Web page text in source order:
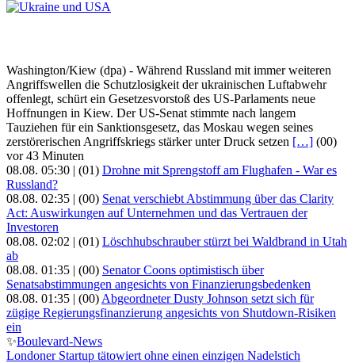
Washington/Kiew (dpa) - Während Russland mit immer weiteren
Angriffswellen die Schutzlosigkeit der ukrainischen Luftabwehr
offenlegt, schürt ein Gesetzesvorstoß des US-Parlaments neue
Hoffnungen in Kiew. Der US-Senat stimmte nach langem
Tauziehen für ein Sanktionsgesetz, das Moskau wegen seines
zerstörerischen Angriffskriegs stärker unter Druck setzen […] (00)
vor 43 Minuten
08.08. 05:30 | (01) Drohne mit Sprengstoff am Flughafen - War es
Russland?
08.08. 02:35 | (00) Senat verschiebt Abstimmung über das Clarity
Act: Auswirkungen auf Unternehmen und das Vertrauen der
Investoren
08.08. 02:02 | (01) Löschhubschrauber stürzt bei Waldbrand in Utah
ab
08.08. 01:35 | (00) Senator Coons optimistisch über
Senatsabstimmungen angesichts von Finanzierungsbedenken
08.08. 01:35 | (00) Abgeordneter Dusty Johnson setzt sich für
zügige Regierungsfinanzierung angesichts von Shutdown-Risiken
ein
✨Boulevard-News
Londoner Startup tätowiert ohne einen einzigen Nadelstich